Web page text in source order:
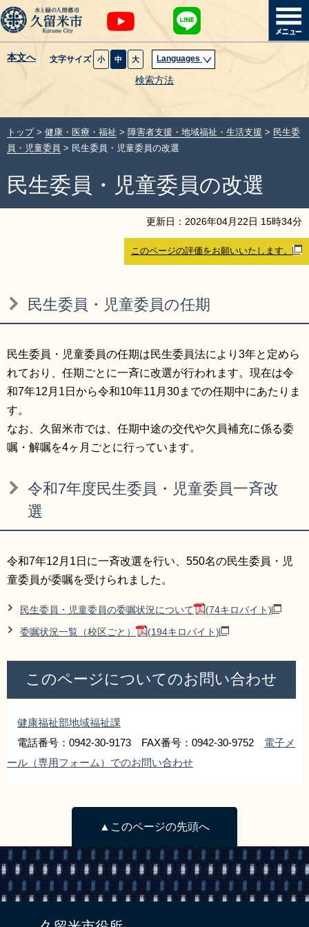
本文へ 文字サイズ 小 中 大 Languages
検索方法
暮らし・届出
健康・医療・福祉
観光魅力・イベント
サイトマップ
リンク集 利用ガイド
RSS プライバシーポリシー
サイトについて
閉じる
トップ> 健康・医療・福祉 > 障害者支援・地域福祉・生活支援 > 民生委
員・児童委員 > 民生委員・児童委員の改選
民生委員・児童委員の改選
更新日： 2026年04月 22日 15時34分
このページの評価をお願いいたします。
民生委員・児童委員の任期
民生委員・児童委員の任期は民生委員法により3年と定めら
れており、任期ごとに一斉に改選が行われます。現在は令
和7年12月1日から令和10年11月30までの任期中にあたりま
す。
なお、久留米市では、任期中途の交代や欠員補充に係る委
嘱・解嘱を4ヶ月ごとに行っています。
令和7年度民生委員・児童委員一斉改
選
令和7年12月1日に一斉改選を行い、550名の民生委員・児
童委員が委嘱を受けられました。
民生委員・児童委員の委嘱状況について (74キロバイト)
委嘱状況一覧（校区ごと） (194キロバイト)
このページについてのお問い合わせ
健康福祉部地域福祉課
電話番号：0942-30-9173 FAX番号：0942-30-9752 電子メ
ール（専用フォーム）でのお問い合わせ
▲このページの先頭へ